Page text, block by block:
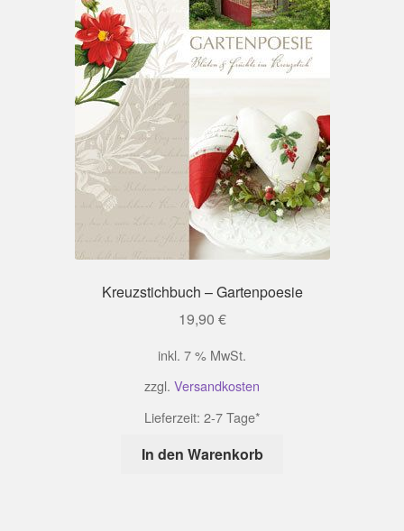
Kreuzstichbuch – Gartenpoesie
19,90 €
inkl. 7 % MwSt.
zzgl. Versandkosten
Lieferzeit: 2-7 Tage*
In den Warenkorb